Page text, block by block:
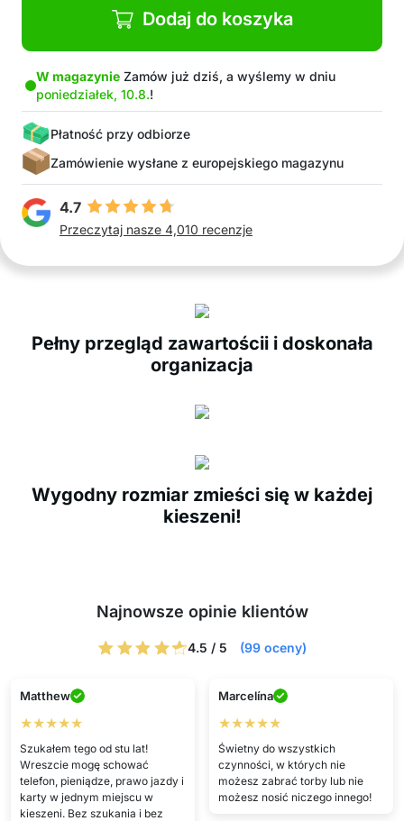
Dodaj do koszyka
W magazynie Zamów już dziś, a wyślemy w dniu
poniedziałek, 10.8.!
Płatność przy odbiorze
Zamówienie wysłane z europejskiego magazynu
4.7
Przeczytaj nasze 4,010 recenzje
Pełny przegląd zawartościi i doskonała
organizacja
Wygodny rozmiar zmieści się w każdej
kieszeni!
Najnowsze opinie klientów
4.5 / 5 (99 oceny)
Matthew
★★★★★
Szukałem tego od stu lat!
Wreszcie mogę schować
telefon, pieniądze, prawo jazdy i
karty w jednym miejscu w
kieszeni. Bez szukania i bez
Marcelína
★★★★★
Świetny do wszystkich
czynności, w których nie
możesz zabrać torby lub nie
możesz nosić niczego innego!